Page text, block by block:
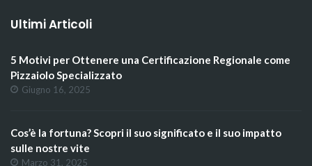
Ultimi Articoli
5 Motivi per Ottenere una Certificazione Regionale come
Pizzaiolo Specializzato
Giugno 16, 2025
Cos’è la fortuna? Scopri il suo significato e il suo impatto
sulle nostre vite
Marzo 31, 2025